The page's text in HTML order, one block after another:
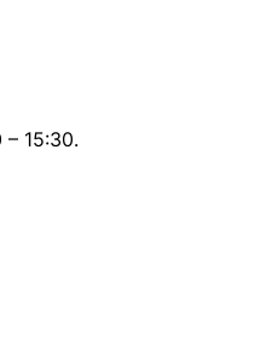
15:30.